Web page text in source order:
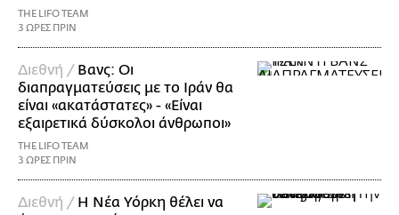
THE LIFO TEAM
3 ΩΡΕΣ ΠΡΙΝ
Διεθνή / Βανς: Οι
διαπραγματεύσεις με το Ιράν θα
είναι «ακατάστατες» - «Είναι
εξαιρετικά δύσκολοι άνθρωποι»
THE LIFO TEAM
3 ΩΡΕΣ ΠΡΙΝ
Διεθνή / Η Νέα Υόρκη θέλει να